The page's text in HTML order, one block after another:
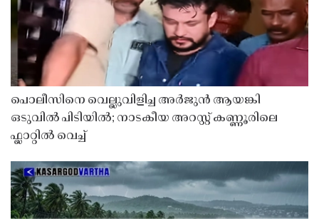
പൊലീസിനെ വെല്ലുവിളിച്ച അർജുൻ ആയങ്കി
ഒടുവിൽ പിടിയിൽ; നാടകീയ അറസ്റ്റ് കണ്ണൂരിലെ
ഫ്ലാറ്റിൽ വെച്ച്